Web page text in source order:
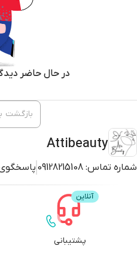
در حال حاضر
Attibeauty
شماره تماس: 09128215108
بازگشت
پشتیبانی